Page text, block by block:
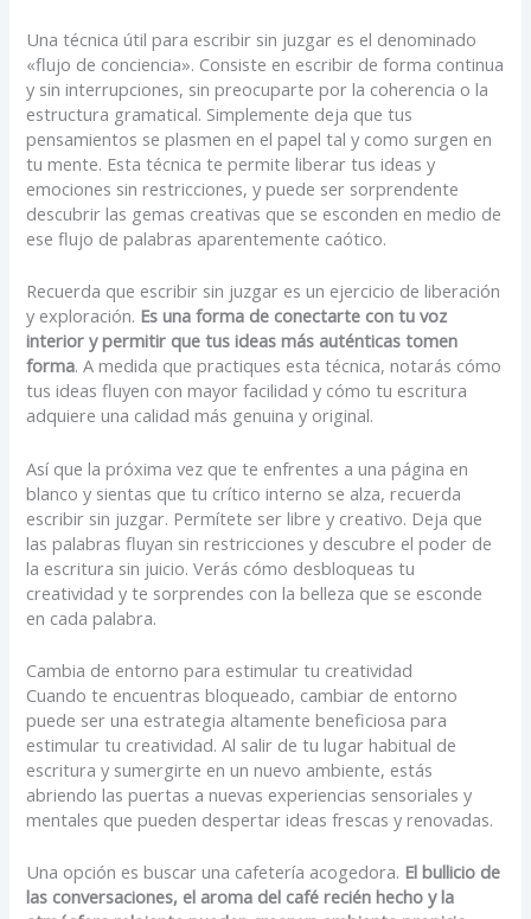
Una técnica útil para escribir sin juzgar es el denominado
«flujo de conciencia». Consiste en escribir de forma continua
y sin interrupciones, sin preocuparte por la coherencia o la
estructura gramatical. Simplemente deja que tus
pensamientos se plasmen en el papel tal y como surgen en
tu mente. Esta técnica te permite liberar tus ideas y
emociones sin restricciones, y puede ser sorprendente
descubrir las gemas creativas que se esconden en medio de
ese flujo de palabras aparentemente caótico.
Recuerda que escribir sin juzgar es un ejercicio de liberación
y exploración. Es una forma de conectarte con tu voz
interior y permitir que tus ideas más auténticas tomen
forma. A medida que practiques esta técnica, notarás cómo
tus ideas fluyen con mayor facilidad y cómo tu escritura
adquiere una calidad más genuina y original.
Así que la próxima vez que te enfrentes a una página en
blanco y sientas que tu crítico interno se alza, recuerda
escribir sin juzgar. Permítete ser libre y creativo. Deja que
las palabras fluyan sin restricciones y descubre el poder de
la escritura sin juicio. Verás cómo desbloqueas tu
creatividad y te sorprendes con la belleza que se esconde
en cada palabra.
Cambia de entorno para estimular tu creatividad
Cuando te encuentras bloqueado, cambiar de entorno
puede ser una estrategia altamente beneficiosa para
estimular tu creatividad. Al salir de tu lugar habitual de
escritura y sumergirte en un nuevo ambiente, estás
abriendo las puertas a nuevas experiencias sensoriales y
mentales que pueden despertar ideas frescas y renovadas.
Una opción es buscar una cafetería acogedora. El bullicio de
las conversaciones, el aroma del café recién hecho y la